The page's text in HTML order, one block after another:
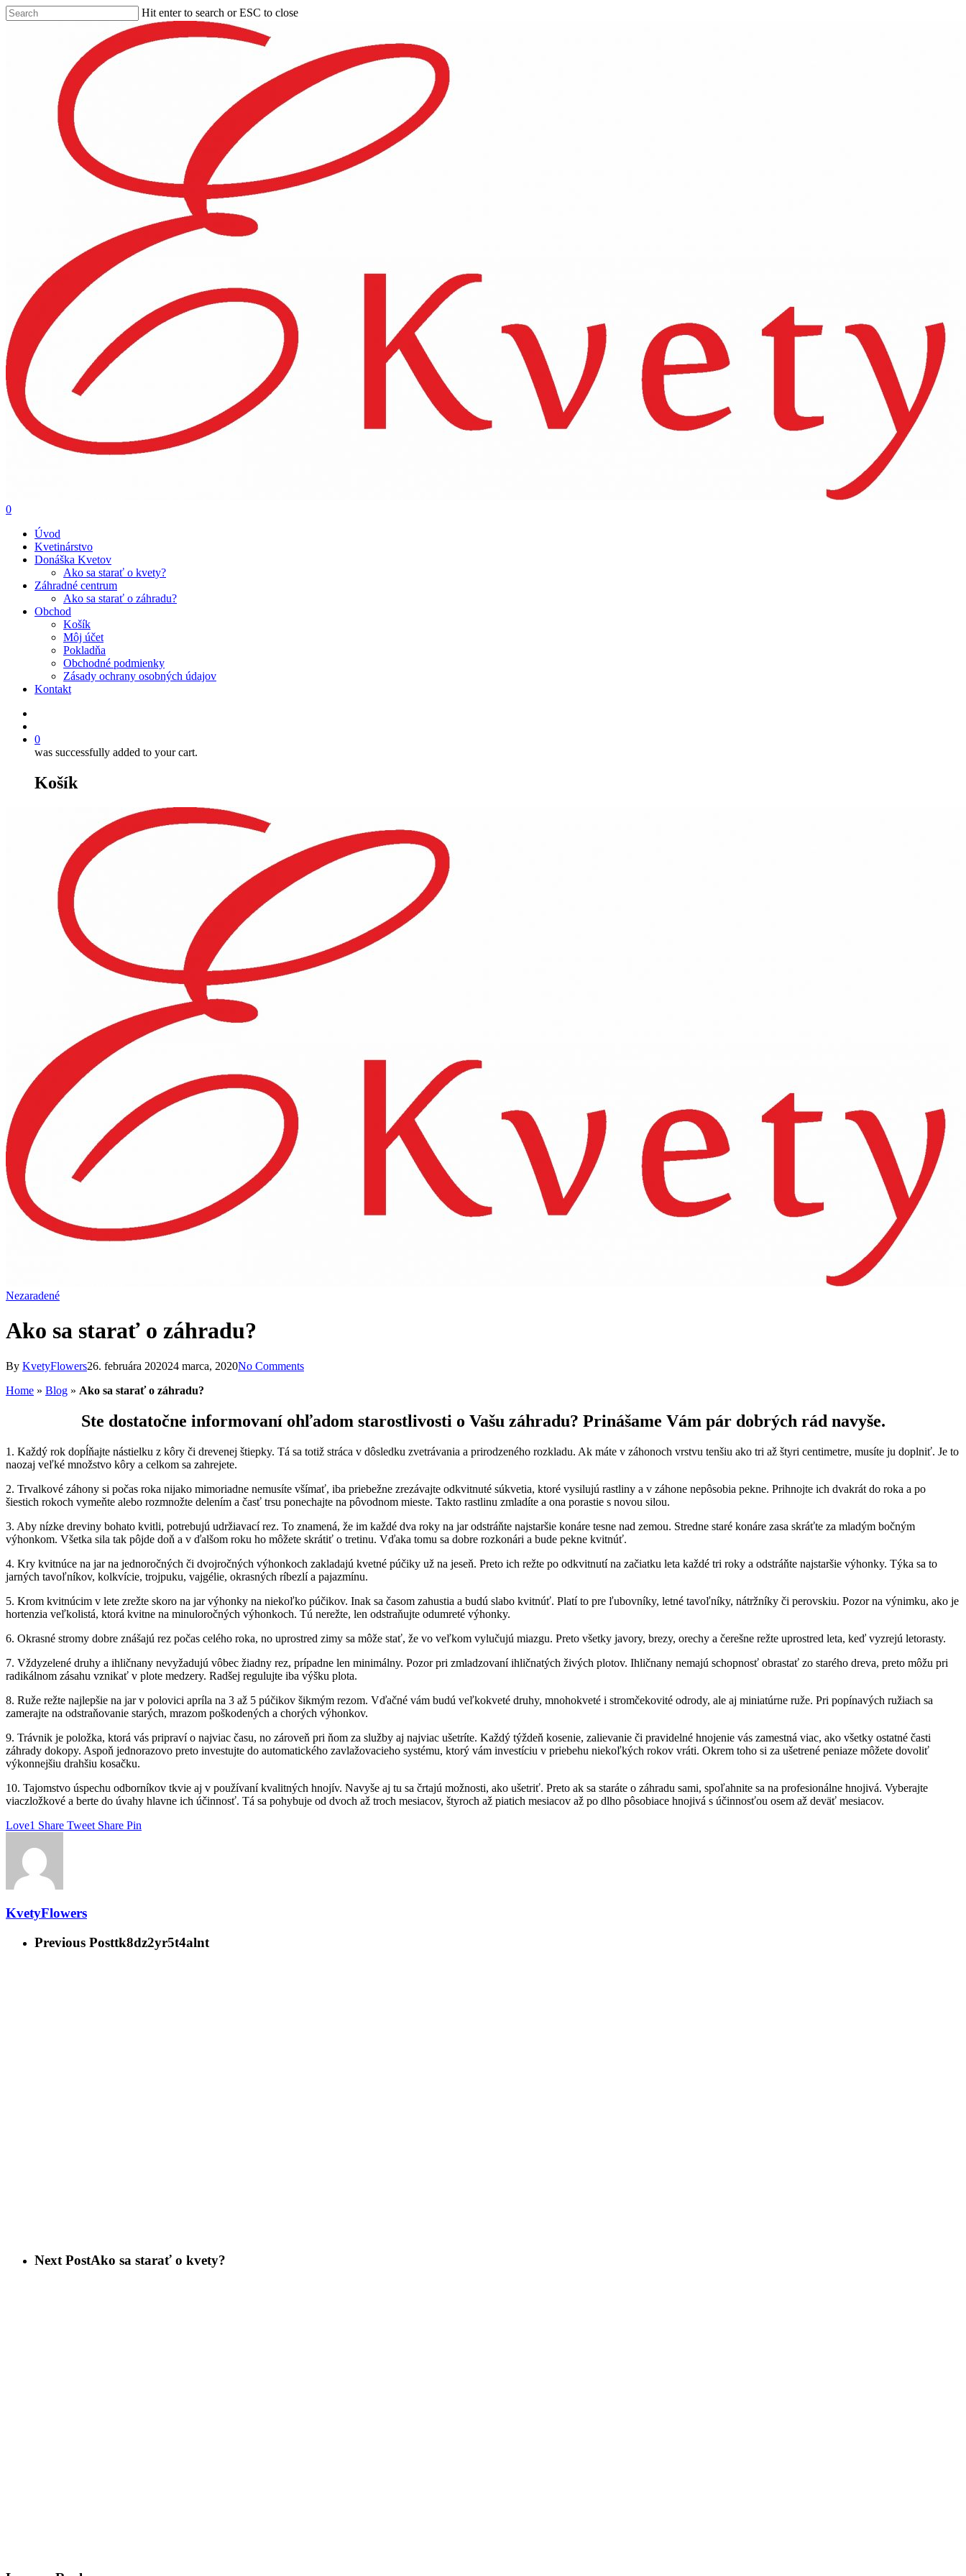
Hit enter to search or ESC to close
0
Úvod
Kvetinárstvo
Donáška Kvetov
Ako sa starať o kvety?
Záhradné centrum
Ako sa starať o záhradu?
Obchod
Košík
Môj účet
Pokladňa
Obchodné podmienky
Zásady ochrany osobných údajov
Kontakt
0
was successfully added to your cart.
Košík
Nezaradené
Ako sa starať o záhradu?
By KvetyFlowers26. februára 202024 marca, 2020No Comments
Home » Blog » Ako sa starať o záhradu?
Ste dostatočne informovaní ohľadom starostlivosti o Vašu záhradu? Prinášame Vám pár dobrých rád navyše.
1. Každý rok dopĺňajte nástielku z kôry či drevenej štiepky. Tá sa totiž stráca v dôsledku zvetrávania a prirodzeného rozkladu. Ak máte v záhonoch vrstvu tenšiu ako tri až štyri centimetre, musíte ju doplniť. Je to
naozaj veľké množstvo kôry a celkom sa zahrejete.
2. Trvalkové záhony si počas roka nijako mimoriadne nemusíte všímať, iba priebežne zrezávajte odkvitnuté súkvetia, ktoré vysilujú rastliny a v záhone nepôsobia pekne. Prihnojte ich dvakrát do roka a po
šiestich rokoch vymeňte alebo rozmnožte delením a časť trsu ponechajte na pôvodnom mieste. Takto rastlinu zmladíte a ona porastie s novou silou.
3. Aby nízke dreviny bohato kvitli, potrebujú udržiavací rez. To znamená, že im každé dva roky na jar odstráňte najstaršie konáre tesne nad zemou. Stredne staré konáre zasa skráťte za mladým bočným
výhonkom. Všetka sila tak pôjde doň a v ďalšom roku ho môžete skrátiť o tretinu. Vďaka tomu sa dobre rozkonári a bude pekne kvitnúť.
4. Kry kvitnúce na jar na jednoročných či dvojročných výhonkoch zakladajú kvetné púčiky už na jeseň. Preto ich režte po odkvitnutí na začiatku leta každé tri roky a odstráňte najstaršie výhonky. Týka sa to
jarných tavoľníkov, kolkvície, trojpuku, vajgélie, okrasných ríbezlí a pajazmínu.
5. Krom kvitnúcim v lete zrežte skoro na jar výhonky na niekoľko púčikov. Inak sa časom zahustia a budú slabo kvitnúť. Platí to pre ľubovníky, letné tavoľníky, nátržníky či perovskiu. Pozor na výnimku, ako je
hortenzia veľkolistá, ktorá kvitne na minuloročných výhonkoch. Tú nerežte, len odstraňujte odumreté výhonky.
6. Okrasné stromy dobre znášajú rez počas celého roka, no uprostred zimy sa môže stať, že vo veľkom vylučujú miazgu. Preto všetky javory, brezy, orechy a čerešne režte uprostred leta, keď vyzrejú letorasty.
7. Vždyzelené druhy a ihličnany nevyžadujú vôbec žiadny rez, prípadne len minimálny. Pozor pri zmladzovaní ihličnatých živých plotov. Ihličnany nemajú schopnosť obrastať zo starého dreva, preto môžu pri
radikálnom zásahu vznikať v plote medzery. Radšej regulujte iba výšku plota.
8. Ruže režte najlepšie na jar v polovici apríla na 3 až 5 púčikov šikmým rezom. Vďačné vám budú veľkokveté druhy, mnohokveté i stromčekovité odrody, ale aj miniatúrne ruže. Pri popínavých ružiach sa
zamerajte na odstraňovanie starých, mrazom poškodených a chorých výhonkov.
9. Trávnik je položka, ktorá vás pripraví o najviac času, no zároveň pri ňom za služby aj najviac ušetríte. Každý týždeň kosenie, zalievanie či pravidelné hnojenie vás zamestná viac, ako všetky ostatné časti
záhrady dokopy. Aspoň jednorazovo preto investujte do automatického zavlažovacieho systému, ktorý vám investíciu v priebehu niekoľkých rokov vráti. Okrem toho si za ušetrené peniaze môžete dovoliť
výkonnejšiu drahšiu kosačku.
10. Tajomstvo úspechu odborníkov tkvie aj v používaní kvalitných hnojív. Navyše aj tu sa črtajú možnosti, ako ušetriť. Preto ak sa staráte o záhradu sami, spoľahnite sa na profesionálne hnojivá. Vyberajte
viaczložkové a berte do úvahy hlavne ich účinnosť. Tá sa pohybuje od dvoch až troch mesiacov, štyroch až piatich mesiacov až po dlho pôsobiace hnojivá s účinnosťou osem až deväť mesiacov.
Love1 Share Tweet Share Pin
KvetyFlowers
Previous Posttk8dz2yr5t4alnt
Next PostAko sa starať o kvety?